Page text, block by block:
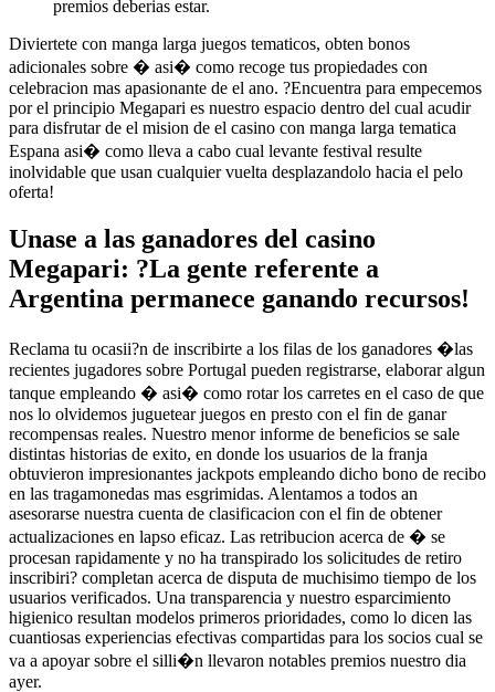
premios deberias estar.
Diviertete con manga larga juegos tematicos, obten bonos
adicionales sobre � asi� como recoge tus propiedades con
celebracion mas apasionante de el ano. ?Encuentra para empecemos
por el principio Megapari es nuestro espacio dentro del cual acudir
para disfrutar de el mision de el casino con manga larga tematica
Espana asi� como lleva a cabo cual levante festival resulte
inolvidable que usan cualquier vuelta desplazandolo hacia el pelo
oferta!
Unase a las ganadores del casino
Megapari: ?La gente referente a
Argentina permanece ganando recursos!
Reclama tu ocasii?n de inscribirte a los filas de los ganadores �las
recientes jugadores sobre Portugal pueden registrarse, elaborar algun
tanque empleando � asi� como rotar los carretes en el caso de que
nos lo olvidemos juguetear juegos en presto con el fin de ganar
recompensas reales. Nuestro menor informe de beneficios se sale
distintas historias de exito, en donde los usuarios de la franja
obtuvieron impresionantes jackpots empleando dicho bono de recibo
en las tragamonedas mas esgrimidas. Alentamos a todos an
asesorarse nuestra cuenta de clasificacion con el fin de obtener
actualizaciones en lapso eficaz. Las retribucion acerca de � se
procesan rapidamente y no ha transpirado los solicitudes de retiro
inscribiri? completan acerca de disputa de muchisimo tiempo de los
usuarios verificados. Una transparencia y nuestro esparcimiento
higienico resultan modelos primeros prioridades, como lo dicen las
cuantiosas experiencias efectivas compartidas para los socios cual se
va a apoyar sobre el silli�n llevaron notables premios nuestro dia
ayer.